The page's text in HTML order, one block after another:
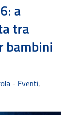
a
tra
bambini
- Eventi,